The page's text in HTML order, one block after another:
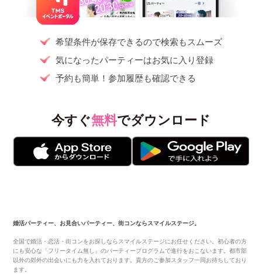
希望条件が保存できるので検索もスムーズ
気になったパーティーはお気に入り登録
予約も簡単！参加履歴も確認できる
今すぐ無料でダウンロード
婚活パーティー、お見合いパーティー、街コンならスマイルステージ。
全国で婚活・恋活・街コンをお探しならスマイルステージにお任せください。初心者の方
にも安心な「フリータイム無し」のパーティープログラムで進行をおこないます。都市部
以外の郊外の出会いにも力を入れております。貴方のご参加スタッフ一同お待ちしており
ます。